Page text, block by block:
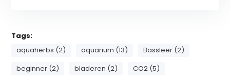
Tags:
aquaherbs (2)
aquarium (13)
Bassleer (2)
beginner (2)
bladeren (2)
CO2 (5)